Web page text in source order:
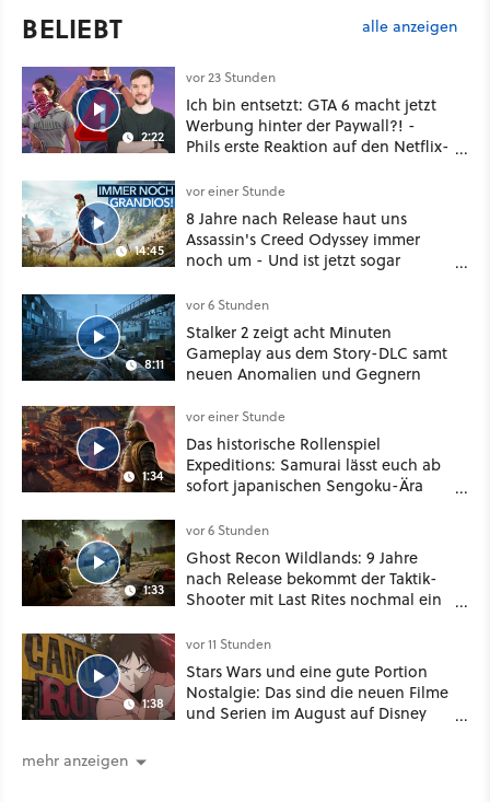
BELIEBT alle anzeigen
2:22
vor 23 Stunden
Ich bin entsetzt: GTA 6 macht jetzt
Werbung hinter der Paywall?! -
Phils erste Reaktion auf den Netflix-
14:45
vor einer Stunde
8 Jahre nach Release haut uns
Assassin's Creed Odyssey immer
noch um - Und ist jetzt sogar
8:11
vor 6 Stunden
Stalker 2 zeigt acht Minuten
Gameplay aus dem Story-DLC samt
neuen Anomalien und Gegnern
1:34
vor einer Stunde
Das historische Rollenspiel
Expeditions: Samurai lässt euch ab
sofort japanischen Sengoku-Ära
oder Diplomatie
1:33
vor 6 Stunden
Ghost Recon Wildlands: 9 Jahre
nach Release bekommt der Taktik-
Shooter mit Last Rites nochmal ein
1:38
vor 11 Stunden
Stars Wars und eine gute Portion
Nostalgie: Das sind die neuen Filme
und Serien im August auf Disney
mehr anzeigen